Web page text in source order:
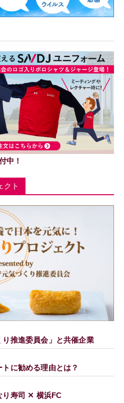
中！
クト
り推進委員会」と共催企業
トに勧める理由とは？
り寿司 ✕ 横浜FC